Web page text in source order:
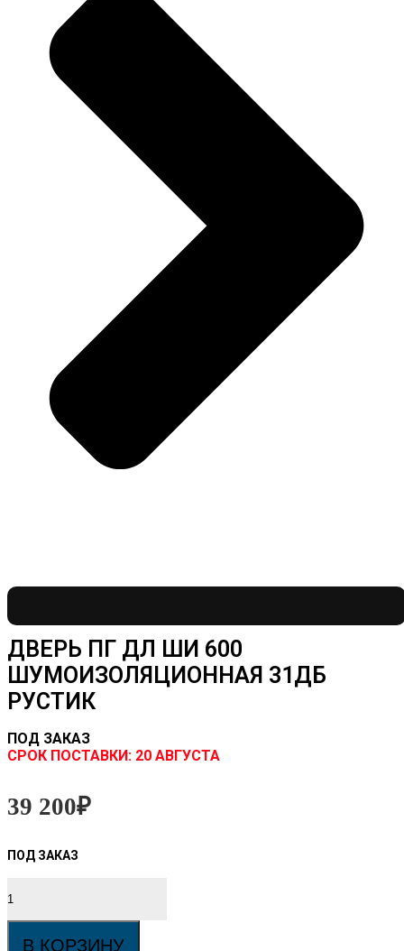
ДВЕРЬ ПГ ДЛ ШИ 600
ШУМОИЗОЛЯЦИОННАЯ 31ДБ
РУСТИК
ПОД ЗАКАЗ
CРОК ПОСТАВКИ: 20 АВГУСТА
39 200₽
товара
Дверь
В КОРЗИНУ